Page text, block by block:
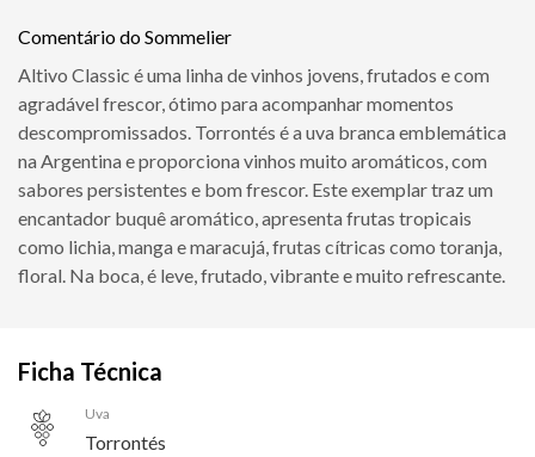
Comentário do Sommelier
Altivo Classic é uma linha de vinhos jovens, frutados e com
agradável frescor, ótimo para acompanhar momentos
descompromissados. Torrontés é a uva branca emblemática
na Argentina e proporciona vinhos muito aromáticos, com
sabores persistentes e bom frescor. Este exemplar traz um
encantador buquê aromático, apresenta frutas tropicais
como lichia, manga e maracujá, frutas cítricas como toranja,
floral. Na boca, é leve, frutado, vibrante e muito refrescante.
Ficha Técnica
Uva
Torrontés